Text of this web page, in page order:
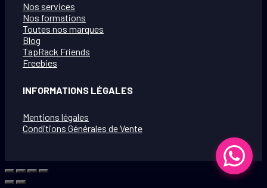
Nos services
Nos formations
Toutes nos marques
Blog
TapRack Friends
Freebies
INFORMATIONS LÉGALES
Mentions légales
Conditions Générales de Vente